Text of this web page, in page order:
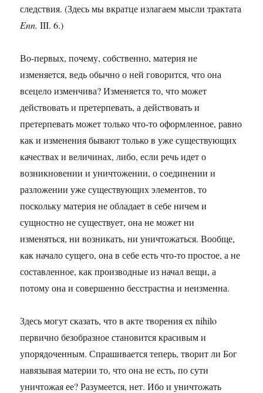
следствия. (Здесь мы вкратце излагаем мысли трактата
Enn. III. 6.)
Во-первых, почему, собственно, материя не
изменяется, ведь обычно о ней говорится, что она
всецело изменчива? Изменяется то, что может
действовать и претерпевать, а действовать и
претерпевать может только что-то оформленное, равно
как и изменения бывают только в уже существующих
качествах и величинах, либо, если речь идет о
возникновении и уничтожении, о соединении и
разложении уже существующих элементов, то
поскольку материя не обладает в себе ничем и
сущностно не существует, она не может ни
изменяться, ни возникать, ни уничтожаться. Вообще,
как начало сущего, она в себе есть что-то простое, а не
составленное, как производные из начал вещи, а
потому она и совершенно бесстрастна и неизменна.
Здесь могут сказать, что в акте творения ex nihilo
первично безобразное становится красивым и
упорядоченным. Спрашивается теперь, творит ли Бог
навязывая материи то, что она не есть, по сути
уничтожая ее? Разумеется, нет. Ибо и уничтожать